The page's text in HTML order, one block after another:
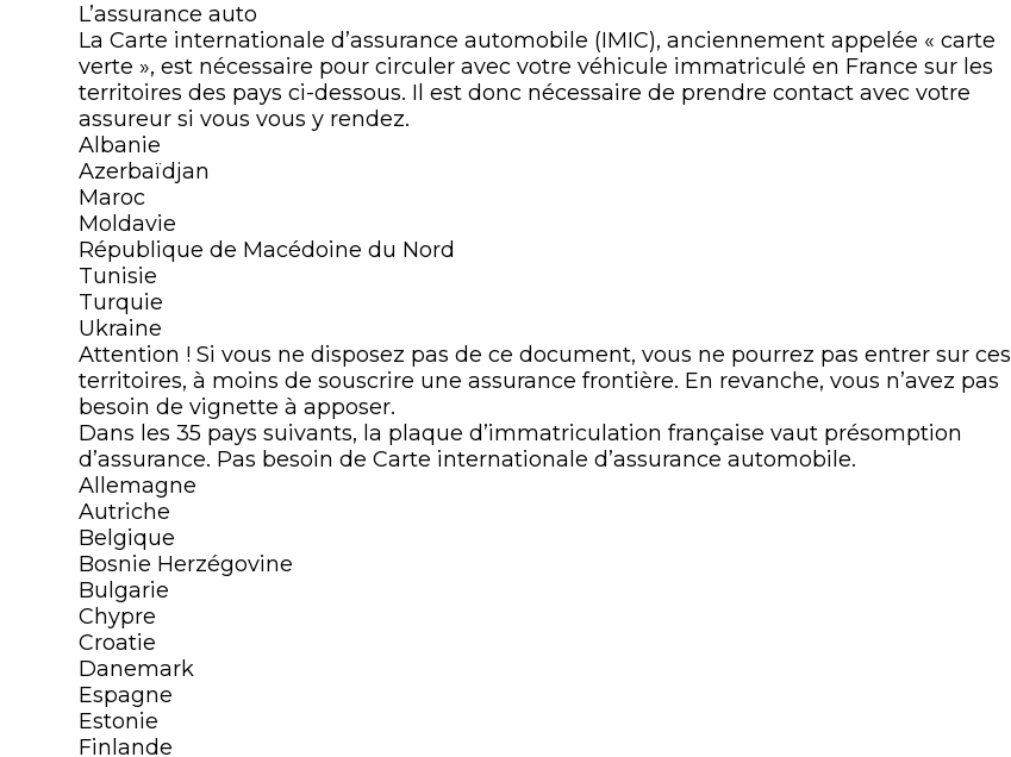
L’assurance auto
La Carte internationale d’assurance automobile (IMIC), anciennement appelée « carte
verte », est nécessaire pour circuler avec votre véhicule immatriculé en France sur les
territoires des pays ci-dessous. Il est donc nécessaire de prendre contact avec votre
assureur si vous vous y rendez.
Albanie
Azerbaïdjan
Maroc
Moldavie
République de Macédoine du Nord
Tunisie
Turquie
Ukraine
Attention ! Si vous ne disposez pas de ce document, vous ne pourrez pas entrer sur ces
territoires, à moins de souscrire une assurance frontière. En revanche, vous n’avez pas
besoin de vignette à apposer.
Dans les 35 pays suivants, la plaque d’immatriculation française vaut présomption
d’assurance. Pas besoin de Carte internationale d’assurance automobile.
Allemagne
Autriche
Belgique
Bosnie Herzégovine
Bulgarie
Chypre
Croatie
Danemark
Espagne
Estonie
Finlande